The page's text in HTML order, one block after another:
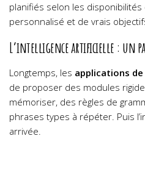
planifiés selon les disponibilités
personnalisé et de vrais
L’intelligence artificielle : un
Longtemps, les applications
de proposer des modules
mémoriser, des règles de
phrases types à répéter. Puis
arrivée.